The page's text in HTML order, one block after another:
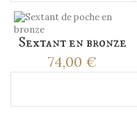
Sextant en bronze
74,00 €